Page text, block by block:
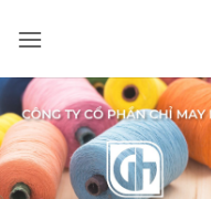
qua
dung